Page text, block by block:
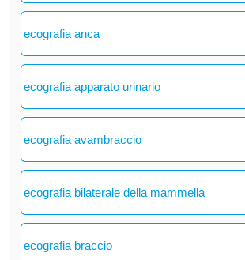
ecografia anca
ecografia apparato urinario
ecografia avambraccio
ecografia bilaterale della mammella
ecografia braccio